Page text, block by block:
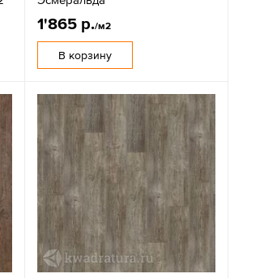
1'865 р./м2
В корзину